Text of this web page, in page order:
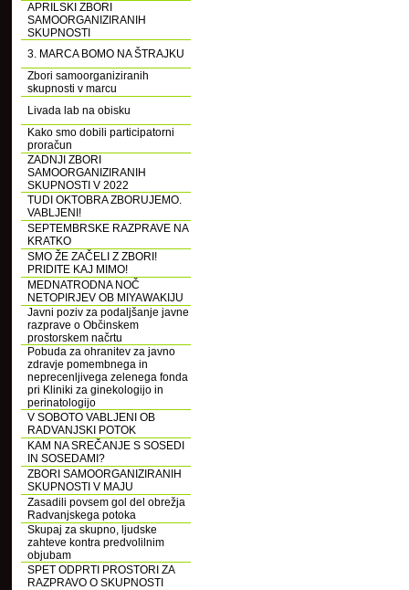
APRILSKI ZBORI
SAMOORGANIZIRANIH
SKUPNOSTI
3. MARCA BOMO NA ŠTRAJKU
Zbori samoorganiziranih
skupnosti v marcu
Livada lab na obisku
Kako smo dobili participatorni
proračun
ZADNJI ZBORI
SAMOORGANIZIRANIH
SKUPNOSTI V 2022
TUDI OKTOBRA ZBORUJEMO.
VABLJENI!
SEPTEMBRSKE RAZPRAVE NA
KRATKO
SMO ŽE ZAČELI Z ZBORI!
PRIDITE KAJ MIMO!
MEDNATRODNA NOČ
NETOPIRJEV OB MIYAWAKIJU
Javni poziv za podaljšanje javne
razprave o Občinskem
prostorskem načrtu
Pobuda za ohranitev za javno
zdravje pomembnega in
neprecenljivega zelenega fonda
pri Kliniki za ginekologijo in
perinatologijo
V SOBOTO VABLJENI OB
RADVANJSKI POTOK
KAM NA SREČANJE S SOSEDI
IN SOSEDAMI?
ZBORI SAMOORGANIZIRANIH
SKUPNOSTI V MAJU
Zasadili povsem gol del obrežja
Radvanjskega potoka
Skupaj za skupno, ljudske
zahteve kontra predvolilnim
objubam
SPET ODPRTI PROSTORI ZA
RAZPRAVO O SKUPNOSTI